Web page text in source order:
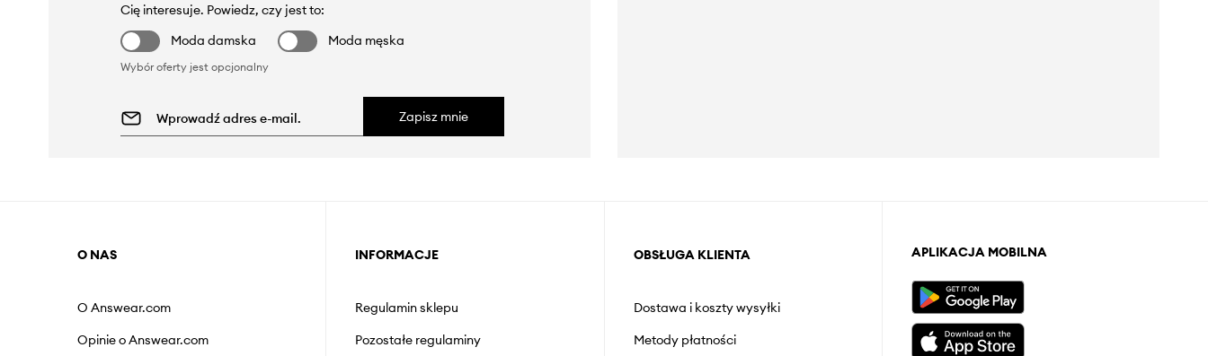
Cię interesuje. Powiedz, czy jest to:
Moda damska
Moda męska
Wybór oferty jest opcjonalny
Zapisz mnie
O NAS
O Answear.com
Opinie o Answear.com
INFORMACJE
Regulamin sklepu
Pozostałe regulaminy
OBSŁUGA KLIENTA
Dostawa i koszty wysyłki
Metody płatności
APLIKACJA MOBILNA